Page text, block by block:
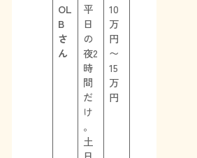
OL
B
さ
ん
平
日
の
夜2
時
間
だ
け
。
土
10
万
円
〜
15
万
円